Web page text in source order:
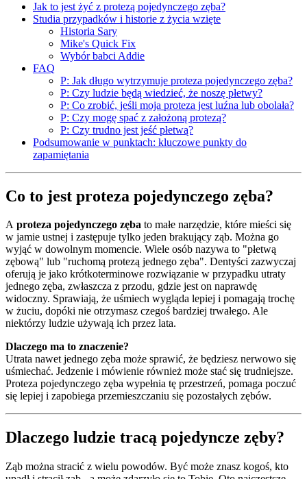
Jak to jest żyć z protezą pojedynczego zęba?
Studia przypadków i historie z życia wzięte
Historia Sary
Mike's Quick Fix
Wybór babci Addie
FAQ
P: Jak długo wytrzymuje proteza pojedynczego zęba?
P: Czy ludzie będą wiedzieć, że noszę płetwy?
P: Co zrobić, jeśli moja proteza jest luźna lub obolała?
P: Czy mogę spać z założoną protezą?
P: Czy trudno jest jeść płetwą?
Podsumowanie w punktach: kluczowe punkty do
zapamiętania
Co to jest proteza pojedynczego zęba?
A proteza pojedynczego zęba to małe narzędzie, które mieści się
w jamie ustnej i zastępuje tylko jeden brakujący ząb. Można go
wyjąć w dowolnym momencie. Wiele osób nazywa to "płetwą
zębową" lub "ruchomą protezą jednego zęba". Dentyści zazwyczaj
oferują je jako krótkoterminowe rozwiązanie w przypadku utraty
jednego zęba, zwłaszcza z przodu, gdzie jest on naprawdę
widoczny. Sprawiają, że uśmiech wygląda lepiej i pomagają trochę
w żuciu, dopóki nie otrzymasz czegoś bardziej trwałego. Ale
niektórzy ludzie używają ich przez lata.
Dlaczego ma to znaczenie?
Utrata nawet jednego zęba może sprawić, że będziesz nerwowo się
uśmiechać. Jedzenie i mówienie również może stać się trudniejsze.
Proteza pojedynczego zęba wypełnia tę przestrzeń, pomaga poczuć
się lepiej i zapobiega przemieszczaniu się pozostałych zębów.
Dlaczego ludzie tracą pojedyncze zęby?
Ząb można stracić z wielu powodów. Być może znasz kogoś, kto